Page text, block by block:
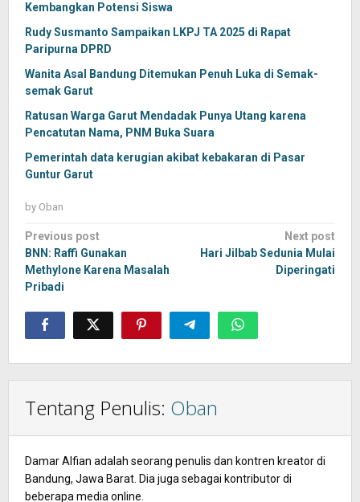
Kembangkan Potensi Siswa
Rudy Susmanto Sampaikan LKPJ TA 2025 di Rapat
Paripurna DPRD
Wanita Asal Bandung Ditemukan Penuh Luka di Semak-
semak Garut
Ratusan Warga Garut Mendadak Punya Utang karena
Pencatutan Nama, PNM Buka Suara
Pemerintah data kerugian akibat kebakaran di Pasar
Guntur Garut
by Oban
Post
navigation
Previous post
BNN: Raffi Gunakan
Methylone Karena Masalah
Pribadi
Next post
Hari Jilbab Sedunia Mulai
Diperingati
Tentang Penulis: Oban
Damar Alfian adalah seorang penulis dan kontren kreator di
Bandung, Jawa Barat. Dia juga sebagai kontributor di
beberapa media online.